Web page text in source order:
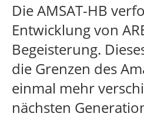
Die AMSAT-HB
Entwicklung von
Begeisterung.
die Grenzen des
einmal mehr
nächsten